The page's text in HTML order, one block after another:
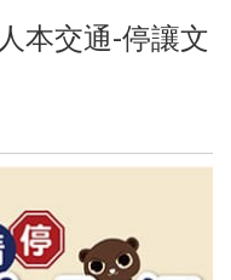
本交通-停讓文